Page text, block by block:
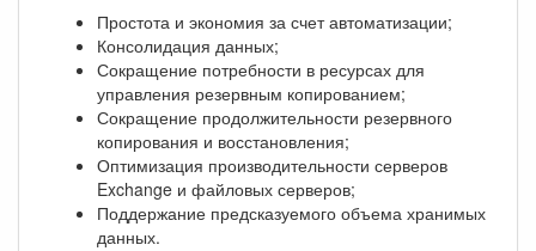
Простота и экономия за счет автоматизации;
Консолидация данных;
Сокращение потребности в ресурсах для
управления резервным копированием;
Сокращение продолжительности резервного
копирования и восстановления;
Оптимизация производительности серверов
Exchange и файловых серверов;
Поддержание предсказуемого объема хранимых
данных.